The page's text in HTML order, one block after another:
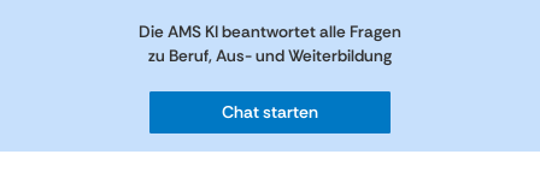
Die AMS KI beantwortet alle Fragen
zu Beruf, Aus- und Weiterbildung
Chat starten